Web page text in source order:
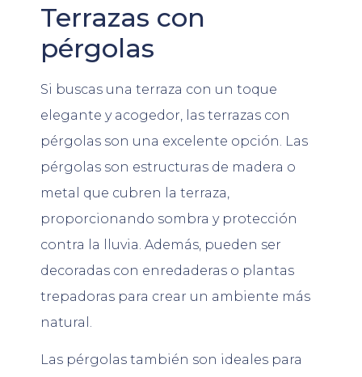
Terrazas con
pérgolas
Si buscas una terraza con un toque
elegante y acogedor, las terrazas con
pérgolas son una excelente opción. Las
pérgolas son estructuras de madera o
metal que cubren la terraza,
proporcionando sombra y protección
contra la lluvia. Además, pueden ser
decoradas con enredaderas o plantas
trepadoras para crear un ambiente más
natural.
Las pérgolas también son ideales para